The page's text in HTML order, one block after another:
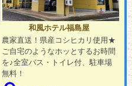
和風ホテル福島屋
農家直送！県産コシヒカリ使用★
ご自宅のようなホッとするお時間
を♪全室バス・トイレ付、駐車場
無料！